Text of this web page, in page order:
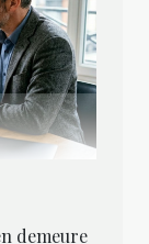
demeure